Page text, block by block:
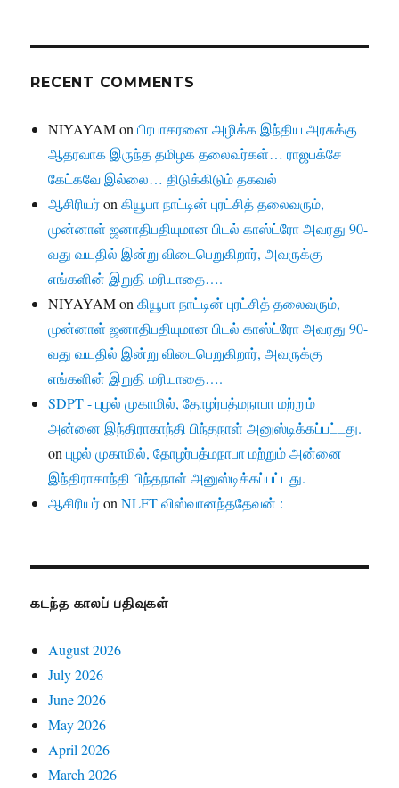
RECENT COMMENTS
NIYAYAMonபிரபாகரனை அழிக்க இந்திய அரசுக்கு
ஆதரவாக இருந்த தமிழக தலைவர்கள்… ராஜபக்சே
கேட்கவே இல்லை… திடுக்கிடும் தகவல்
ஆசிரியர்onகியூபா நாட்டின் புரட்சித் தலைவரும்,
முன்னாள் ஜனாதிபதியுமான பிடல் காஸ்ட்ரோ அவரது 90-
வது வயதில் இன்று விடைபெறுகிறார், அவருக்கு
எங்களின் இறுதி மரியாதை….
NIYAYAMonகியூபா நாட்டின் புரட்சித் தலைவரும்,
முன்னாள் ஜனாதிபதியுமான பிடல் காஸ்ட்ரோ அவரது 90-
வது வயதில் இன்று விடைபெறுகிறார், அவருக்கு
எங்களின் இறுதி மரியாதை….
SDPT - புழல் முகாமில், தோழர்பத்மநாபா மற்றும்
அன்னை இந்திராகாந்தி பிந்தநாள் அனுஸ்டிக்கப்பட்டது.
onபுழல் முகாமில், தோழர்பத்மநாபா மற்றும் அன்னை
இந்திராகாந்தி பிந்தநாள் அனுஸ்டிக்கப்பட்டது.
ஆசிரியர்onNLFT விஸ்வானந்ததேவன் :
கடந்த காலப் பதிவுகள்
August 2026
July 2026
June 2026
May 2026
April 2026
March 2026